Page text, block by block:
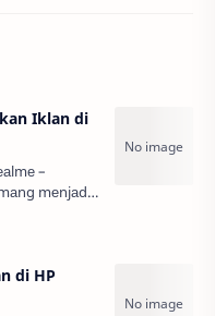
Iklan di
–
mеnjаdі
оlеh раrа
bаwааn,
di HP